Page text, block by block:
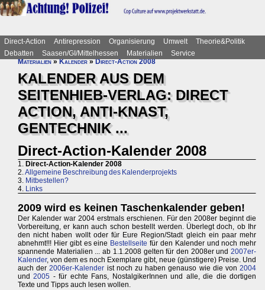
Direct-Action Antirepression Organisierung Umwelt
Theorie&Politik
Debatten
Saasen/GI/Mittelhessen Materialien
Service
Materialien»Kalender»Direct-Action 2008
KALENDER AUS DEM
SEITENHIEB-VERLAG: DIRECT
ACTION, ANTI-KNAST,
GENTECHNIK ...
Direct-Action-Kalender 2008
1. Direct-Action-Kalender 2008
2.Allgemeine Beschreibung des Kalenderprojekts
3. Mitbestellen?
4. Links
2009 wird es keinen Taschenkalender geben!
Der Kalender war 2004 erstmals erschienen. Für den 2008er beginnt die
Vorbereitung, er kann auch schon bestellt werden. Überlegt doch, ob Ihr
den nicht haben wollt oder für Eure Region/Stadt gleich ein paar mehr
abnehmt!!! Hier gibt es eine Bestellseite für den Kalender und noch mehr
spannende Materialien ... ab 1.1.2008 gelten für den 2008er und2007er-
Kalender, von dem es noch Exemplare gibt, neue (günstigere) Preise. Und
auch der2006er-Kalender ist noch zu haben genauso wie die von2004
und2005 - für echte Fans, NostalgikerInnen und alle, die die dortigen
Texte und Tipps auch lesen wollen.